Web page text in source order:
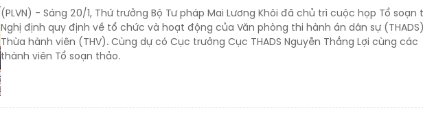
(PLVN) - Sáng 20/1, Thứ trưởng Bộ Tư pháp Mai Lương Khôi đã chủ trì cuộc họp Tổ soạn
Nghị định quy định về tổ chức và hoạt động của Văn phòng thi hành án dân sự
Thừa hành viên (THV). Cùng dự có Cục trưởng Cục THADS Nguyễn Thắng Lợi cùng các
thành viên Tổ soạn thảo.